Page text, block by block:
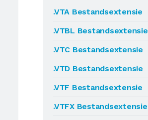
.VTA Bestandsextensie
.VTBL Bestandsextensie
.VTC Bestandsextensie
.VTD Bestandsextensie
.VTF Bestandsextensie
.VTFX Bestandsextensie